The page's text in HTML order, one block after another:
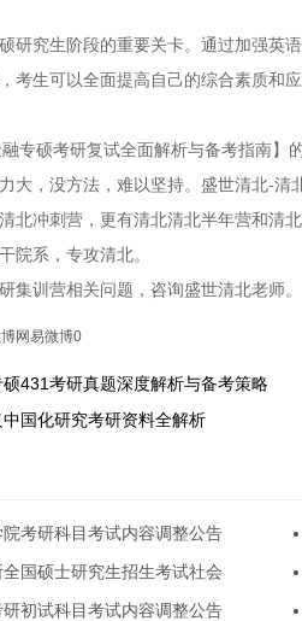
研究生阶段的重要关卡。通过加强英
考生可以全面提高自己的综合素质和
专硕考研复试全面解析与备考指南
大，没方法，难以坚持。盛世清北-
北冲刺营，更有清北清北半年营和清
院系，专攻清北。
集训营相关问题，咨询盛世清北老师。
网易微博0
431考研真题深度解析与备考策略
国化研究考研资料全解析
考研科目考试内容调整公告
国硕士研究生招生考试社会
初试科目考试内容调整公告